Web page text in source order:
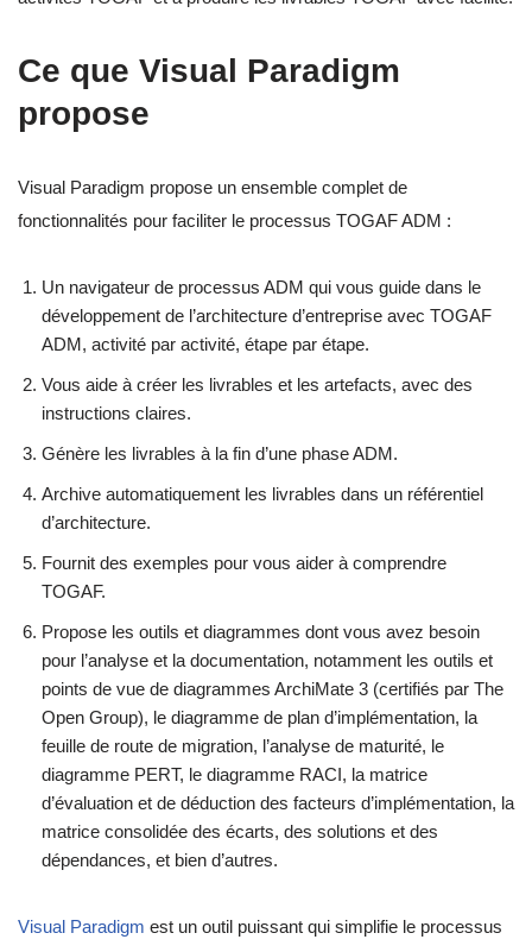
Ce que Visual Paradigm
propose
Visual Paradigm propose un ensemble complet de
fonctionnalités pour faciliter le processus TOGAF ADM :
Un navigateur de processus ADM qui vous guide dans le
développement de l’architecture d’entreprise avec TOGAF
ADM, activité par activité, étape par étape.
Vous aide à créer les livrables et les artefacts, avec des
instructions claires.
Génère les livrables à la fin d’une phase ADM.
Archive automatiquement les livrables dans un référentiel
d’architecture.
Fournit des exemples pour vous aider à comprendre
TOGAF.
Propose les outils et diagrammes dont vous avez besoin
pour l’analyse et la documentation, notamment les outils et
points de vue de diagrammes ArchiMate 3 (certifiés par The
Open Group), le diagramme de plan d’implémentation, la
feuille de route de migration, l’analyse de maturité, le
diagramme PERT, le diagramme RACI, la matrice
d’évaluation et de déduction des facteurs d’implémentation, la
matrice consolidée des écarts, des solutions et des
dépendances, et bien d’autres.
Visual Paradigm est un outil puissant qui simplifie le processus